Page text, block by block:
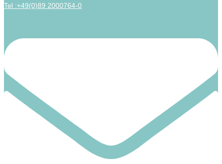
Tel :+49(0)89 2000764-0